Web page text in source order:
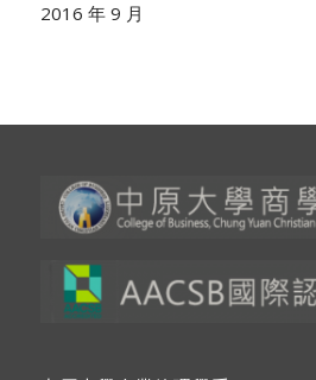
2016 年 9 月